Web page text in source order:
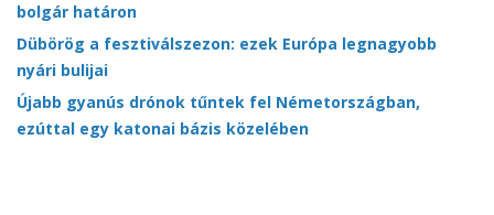
bolgár határon
Dübörög a fesztiválszezon: ezek Európa legnagyobb
nyári bulijai
Újabb gyanús drónok tűntek fel Németországban,
ezúttal egy katonai bázis közelében